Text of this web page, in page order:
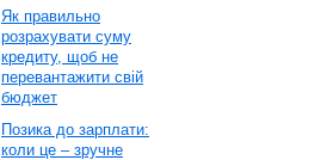
Як правильно
розрахувати суму
кредиту, щоб не
перевантажити свій
бюджет
Позика до зарплати:
коли це – зручне